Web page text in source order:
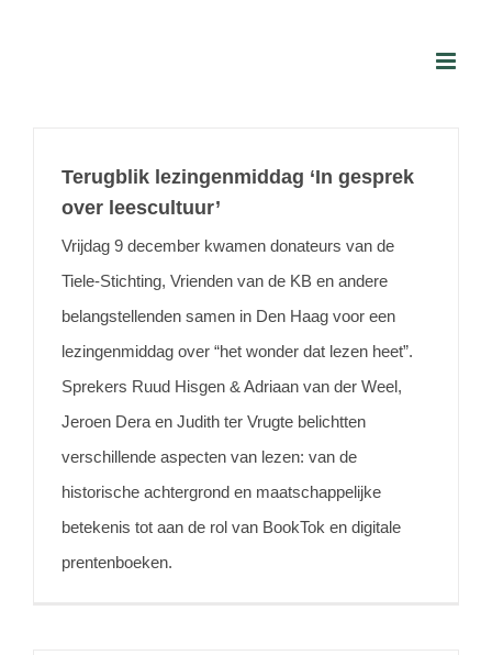
Terugblik lezingenmiddag ‘In gesprek
over leescultuur’
Vrijdag 9 december kwamen donateurs van de
Tiele-Stichting, Vrienden van de KB en andere
belangstellenden samen in Den Haag voor een
lezingenmiddag over “het wonder dat lezen heet”.
Sprekers Ruud Hisgen & Adriaan van der Weel,
Jeroen Dera en Judith ter Vrugte belichtten
verschillende aspecten van lezen: van de
historische achtergrond en maatschappelijke
betekenis tot aan de rol van BookTok en digitale
prentenboeken.